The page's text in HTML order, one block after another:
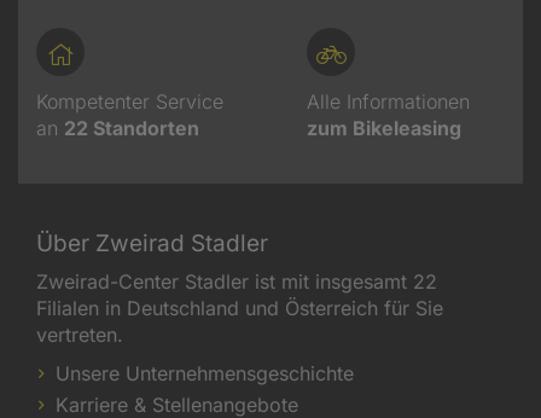
Kompetenter Service
an 22 Standorten
Alle Informationen
zum Bikeleasing
Über Zweirad Stadler
Zweirad-Center Stadler ist mit insgesamt 22
Filialen in Deutschland und Österreich für Sie
vertreten.
Unsere Unternehmensgeschichte
Karriere & Stellenangebote